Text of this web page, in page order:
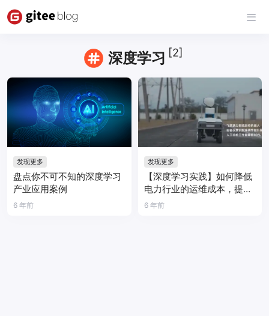
深度学习 [2]
发现更多
盘点你不可不知的深度学习
产业应用案例
6 年前
发现更多
【深度学习实践】如何降低
电力行业的运维成本，提高
巡检智能水平
6 年前